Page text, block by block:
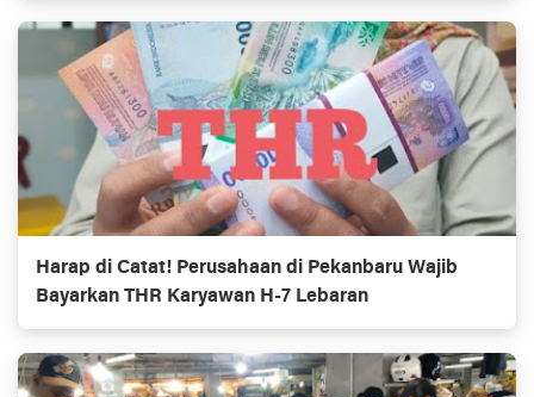
Harap di Catat! Perusahaan di Pekanbaru Wajib
Bayarkan THR Karyawan H-7 Lebaran